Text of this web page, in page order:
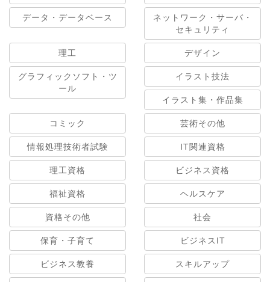
データ・データベース
ネットワーク・サーバ・
セキュリティ
理工 デザイン
グラフィックソフト・ツ
ール
イラスト技法
イラスト集・作品集
コミック 芸術その他
情報処理技術者試験 IT関連資格
理工資格 ビジネス資格
福祉資格 ヘルスケア
資格その他 社会
保育・子育て ビジネスIT
ビジネス教養 スキルアップ